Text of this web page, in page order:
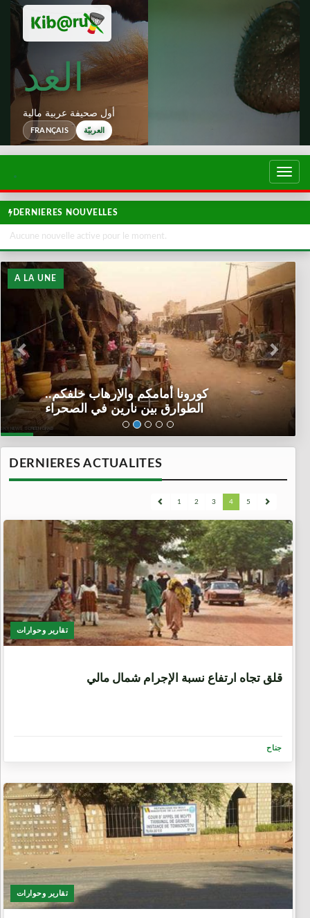
الغد
أول صحيفة عربية مالية
FRANÇAIS العربيّة
تبديل
DERNIERES NOUVELLES
Aucune nouvelle active pour le moment.
A LA UNE
كورونا أمامكم والإرهاب خلفكم..
الطوارق بين نارين في الصحراء
DERNIERES ACTUALITES
1 2 3 4 5
تقارير وحوارات
قلق تجاه ارتفاع نسبة الإجرام شمال مالي
جناح
تقارير وحوارات